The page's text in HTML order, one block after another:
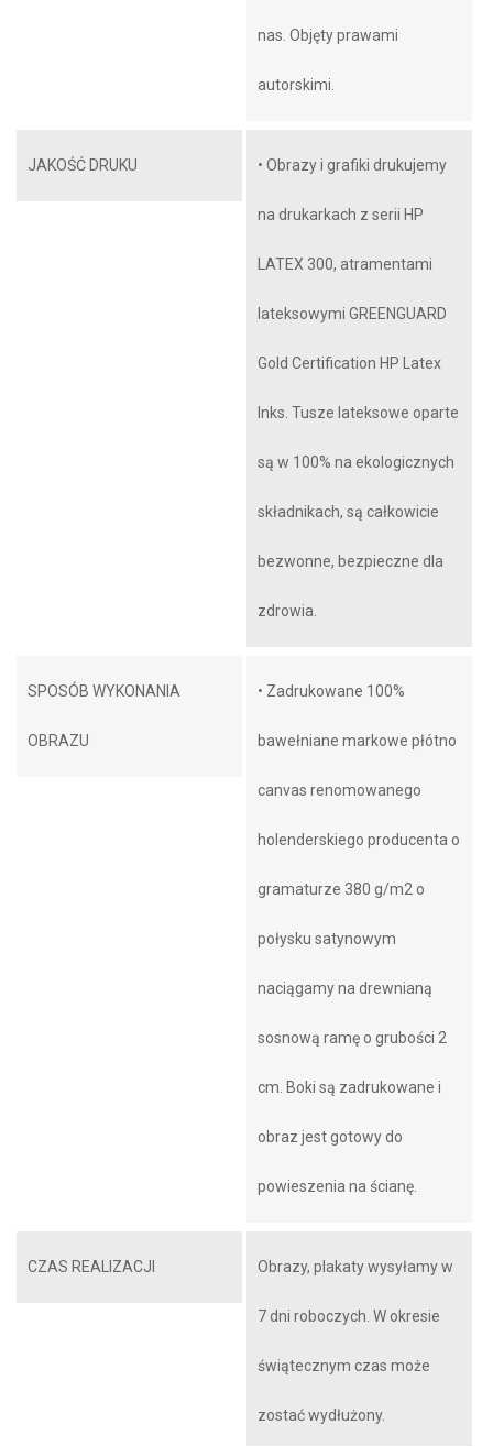
nas. Objęty prawami
autorskimi.
JAKOŚĆ DRUKU • Obrazy i grafiki drukujemy
na drukarkach z serii HP
LATEX 300, atramentami
lateksowymi GREENGUARD
Gold Certification HP Latex
Inks. Tusze lateksowe oparte
są w 100% na ekologicznych
składnikach, są całkowicie
bezwonne, bezpieczne dla
zdrowia.
SPOSÓB WYKONANIA
OBRAZU
• Zadrukowane 100%
bawełniane markowe płótno
canvas renomowanego
holenderskiego producenta o
gramaturze 380 g/m2 o
połysku satynowym
naciągamy na drewnianą
sosnową ramę o grubości 2
cm. Boki są zadrukowane i
obraz jest gotowy do
powieszenia na ścianę.
CZAS REALIZACJI Obrazy, plakaty wysyłamy w
7 dni roboczych. W okresie
świątecznym czas może
zostać wydłużony.